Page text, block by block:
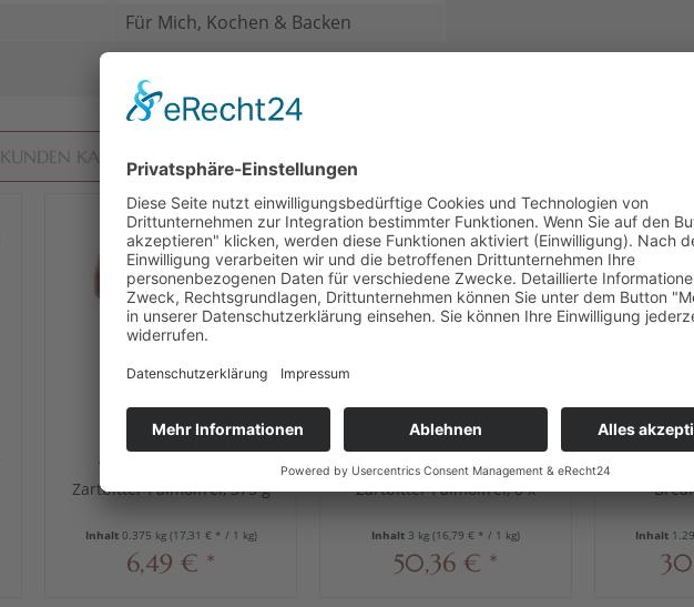
Für Mich, Kochen & Backen
KUNDEN KAUFTEN AUCH KUNDEN HABEN SICH EBENFALLS ANGESEHEN
ohne Palmöl
Viba Nougat Creme
Zartbitter Palmölfrei, 375 g
Inhalt 0.375 kg (17,31 € * / 1 kg)
6,49 € *
Vorratspack
Viba Nougat Creme
Zartbitter Palmölfrei, 8 x
Inhalt 3 kg (16,79 € * / 1 kg)
50,36 € *
Inhalt